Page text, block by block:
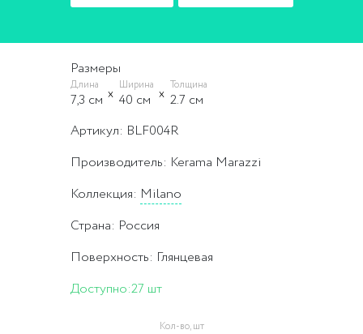
Размеры
Длина
7,3 cм
Ширина
40 cм
Толщина
2.7 cм
Артикул: BLF004R
Производитель: Kerama Marazzi
Коллекция: Milano
Страна: Россия
Поверхность: Глянцевая
Доступно:27 шт
Кол-во, шт